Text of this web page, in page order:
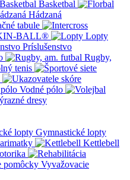
Basketbal
Hádzaná
tabule
BALL®
Lopty
Príslušenstvo
Rugby,
tenis
Vodné pólo
dresy
Gymnastické lopty
Kettlebell
Vyvažovacie